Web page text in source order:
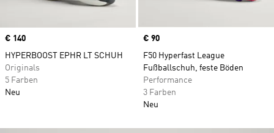
Price
€ 140
HYPERBOOST EPHR LT SCHUH
Originals
5 Farben
Neu
Price
€ 90
F50 Hyperfast League
Fußballschuh, feste Böden
Performance
3 Farben
Neu